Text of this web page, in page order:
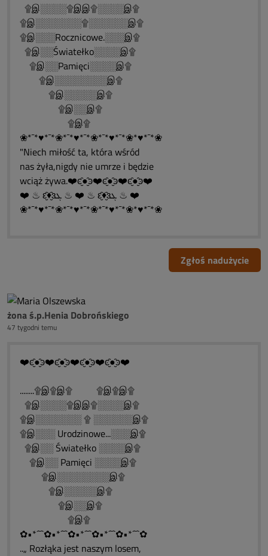
۩இ░░░░۩இஇ۩░░░░இ۩
۩இ░░░░░░░۩░░░░░░இ۩
۩இ░░░Rocznicowe.░░░இ۩
۩இ░░Światełko░░░░இ۩
۩இ░░Pamięci░░░░இ۩
۩இ░░░░░░░░இ۩
۩இ░░░░░இ۩
۩இ░░இ۩
۩இ۩
❀*¯*♥*¯*❀*¯*♥*¯*❀*¯*♥*¯*❀*♥*¯*❀
"Niech miłość ta, która wśród
nas żyła,nigdy nie umrze i będzie
wciąż żywa.❤️ͼ̮̑●̮̑ͽ❤️ͼ̮̑●̮̑ͽ❤️ͼ̮̑●̮̑ͽ❤️
❤️ ♨ ԑ̮̑♦̮̑ɜܓ ♨ ❤️ ♨ ԑ̮̑♦̮̑ɜܓ ♨ ❤️
❀*¯*♥*¯*❀*¯*♥*¯*❀*¯*♥*¯*❀*♥*¯*❀
Zgłoś nadużycie
żona ś.p.Henia Dobrońskiego
47 tygodni temu
❤️ͼ̮̑●̮̑ͽ❤️ͼ̮̑●̮̑ͽ❤️ͼ̮̑●̮̑ͽ❤️ͼ̮̑●̮̑ͽ❤️
........۩இ۩இ۩ ۩இ۩இ۩
۩இ░░░░۩இஇ۩░░░░இ۩
۩இ░░░░░░░ ۩ ░░░░░░இ۩
۩இ░░░ Urodzinowe...░░░இ۩
۩இ░░ Światełko ░░░░இ۩
۩இ░░ Pamięci ░░░░இ۩
۩இ░░░░░░░░இ۩
۩இ░░░░░இ۩
۩இ░░இ۩
۩இ۩
✿•*´¯`✿•*´¯`✿•*´¯`✿•*´¯`✿•*´¯`✿
..„ Rozłąka jest naszym losem,